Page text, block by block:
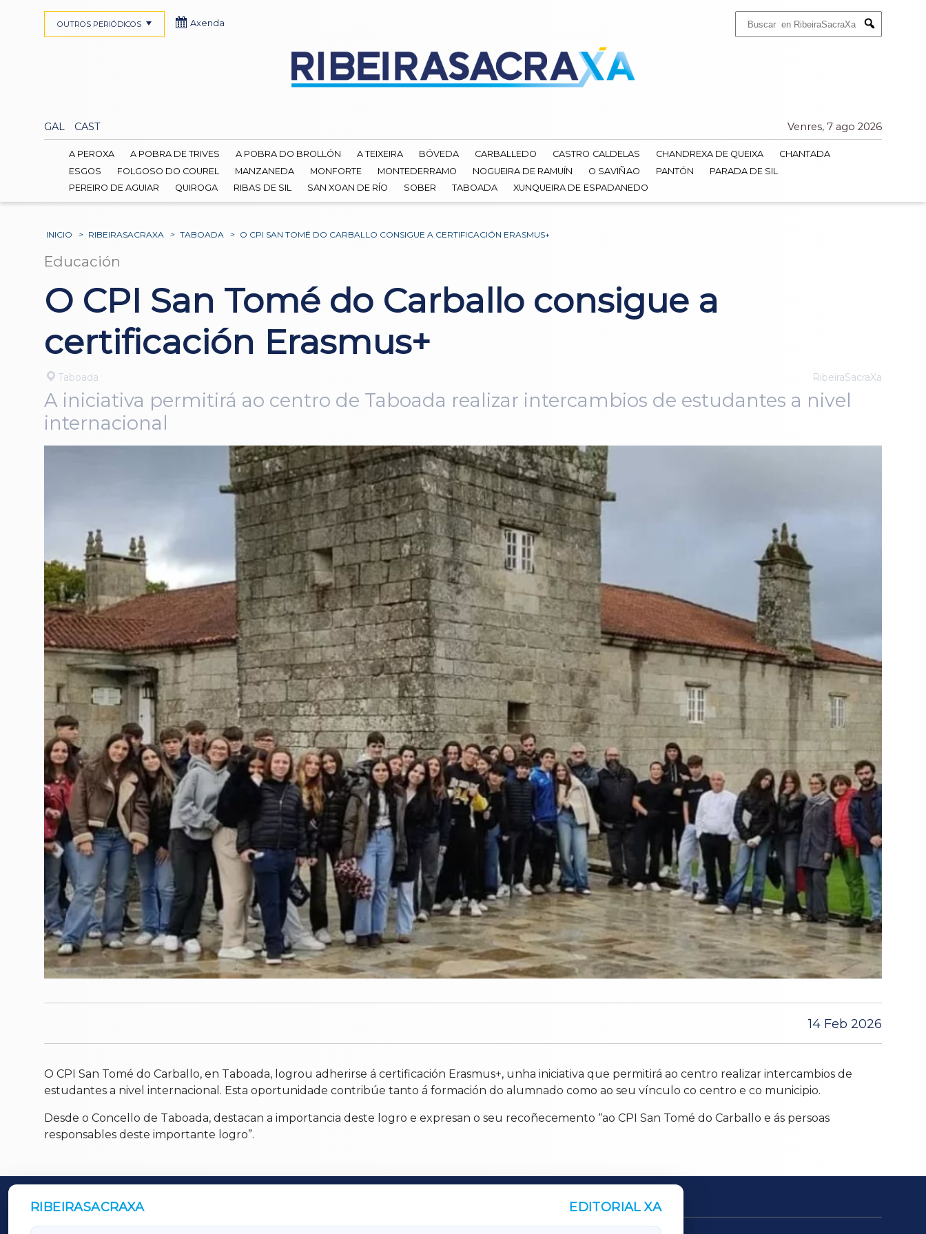
Submit
GAL CAST Venres, 7 ago 2026
OUTROS PERIÓDICOS Axenda
A PEROXA A POBRA DE TRIVES A POBRA DO BROLLÓN A TEIXEIRA BÓVEDA CARBALLEDO CASTRO CALDELAS CHANDREXA DE QUEIXA
CHANTADA
ESGOS
FOLGOSO DO COUREL MANZANEDA MONFORTE MONTEDERRAMO NOGUEIRA DE RAMUÍN O SAVIÑAO PANTÓN
PARADA DE SIL
PEREIRO DE AGUIAR
QUIROGA RIBAS DE SIL SAN XOAN DE RÍO SOBER TABOADA XUNQUEIRA DE ESPADANEDO
INICIO > RIBEIRASACRAXA > TABOADA > O CPI SAN TOMÉ DO CARBALLO CONSIGUE A CERTIFICACIÓN ERASMUS+
Educación
O CPI San Tomé do Carballo consigue a
certificación Erasmus+
Taboada RibeiraSacraXa
A iniciativa permitirá ao centro de Taboada realizar intercambios de estudantes a nivel
internacional
14 Feb 2026
O CPI San Tomé do Carballo, en Taboada, logrou adherirse á certificación Erasmus+, unha iniciativa que permitirá ao centro realizar intercambios de
estudantes a nivel internacional. Esta oportunidade contribúe tanto á formación do alumnado como ao seu vínculo co centro e co municipio.
Desde o Concello de Taboada, destacan a importancia deste logro e expresan o seu recoñecemento “ao CPI San Tomé do Carballo e ás persoas
responsables deste importante logro”.
RIBEIRASACRAXA EDITORIAL XA
OUTROS PERIÓDICOS